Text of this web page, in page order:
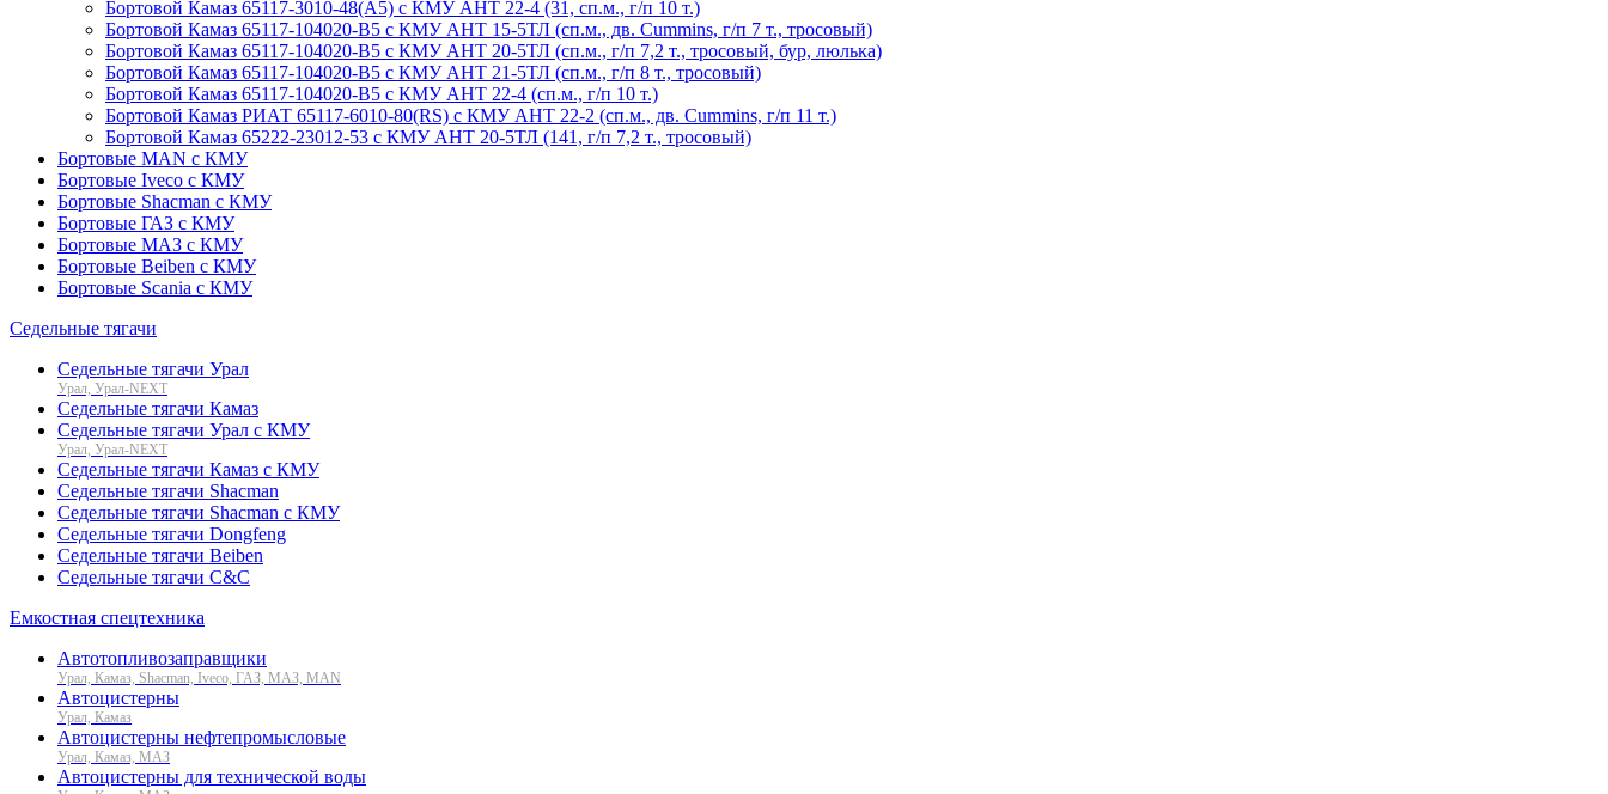
Бортовой Камаз 65117-3010-48(A5) с КМУ АНТ 22-4 (31, сп.м., г/п 10 т.)
Бортовой Камаз 65117-104020-B5 с КМУ АНТ 15-5ТЛ (сп.м., дв. Cummins, г/п 7 т., тросовый)
Бортовой Камаз 65117-104020-B5 с КМУ АНТ 20-5ТЛ (сп.м., г/п 7,2 т., тросовый, бур, люлька)
Бортовой Камаз 65117-104020-B5 с КМУ АНТ 21-5ТЛ (сп.м., г/п 8 т., тросовый)
Бортовой Камаз 65117-104020-B5 с КМУ АНТ 22-4 (сп.м., г/п 10 т.)
Бортовой Камаз РИАТ 65117-6010-80(RS) с КМУ АНТ 22-2 (сп.м., дв. Cummins, г/п 11 т.)
Бортовой Камаз 65222-23012-53 с КМУ АНТ 20-5ТЛ (141, г/п 7,2 т., тросовый)
Бортовые MAN с КМУ
Бортовые Iveco с КМУ
Бортовые Shacman с КМУ
Бортовые ГАЗ с КМУ
Бортовые МАЗ с КМУ
Бортовые Beiben с КМУ
Бортовые Scania с КМУ
Седельные тягачи
Седельные тягачи Урал
Урал, Урал-NEXT
Седельные тягачи Камаз
Седельные тягачи Урал с КМУ
Урал, Урал-NEXT
Седельные тягачи Камаз с КМУ
Седельные тягачи Shacman
Седельные тягачи Shacman с КМУ
Седельные тягачи Dongfeng
Седельные тягачи Beiben
Седельные тягачи C&C
Емкостная спецтехника
Автотопливозаправщики
Урал, Камаз, Shacman, Iveco, ГАЗ, МАЗ, MAN
Автоцистерны
Урал, Камаз
Автоцистерны нефтепромысловые
Урал, Камаз, МАЗ
Автоцистерны для технической воды